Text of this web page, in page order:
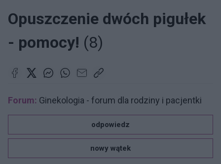
Opuszczenie dwóch pigułek
- pomocy! (8)
Forum: Ginekologia - forum dla rodziny i pacjentki
odpowiedz
nowy wątek